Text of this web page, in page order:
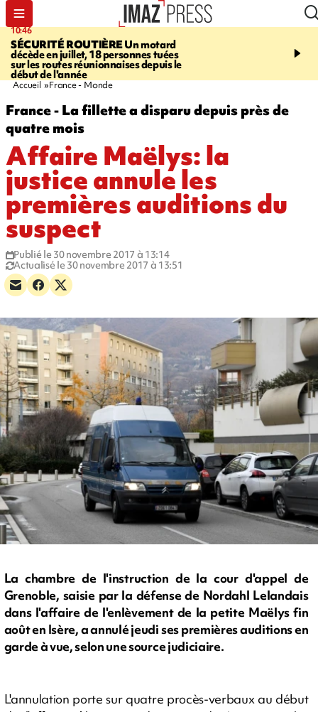
10:46
SÉCURITÉ ROUTIÈREUn motard
décède en juillet, 18 personnes tuées
sur les routes réunionnaises depuis le
début de l'année
13:49
mineurs - un courrier
Accueil France - Monde
France - La fillette a disparu depuis près de
quatre mois
Affaire Maëlys: la
justice annule les
premières auditions du
suspect
Publié le 30 novembre 2017 à 13:14
Actualisé le 30 novembre 2017 à 13:51
La chambre de l'instruction de la cour d'appel de
Grenoble, saisie par la défense de Nordahl Lelandais
dans l'affaire de l'enlèvement de la petite Maëlys fin
août en Isère, a annulé jeudi ses premières auditions en
garde à vue, selon une source judiciaire.
L'annulation porte sur quatre procès-verbaux au début